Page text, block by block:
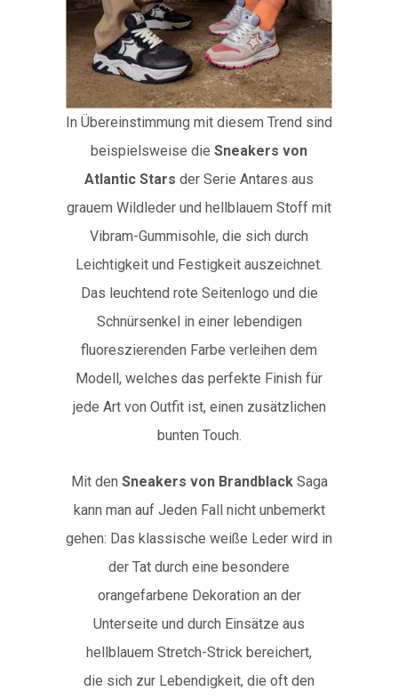
In Übereinstimmung mit diesem Trend sind
beispielsweise die Sneakers von
Atlantic Stars der Serie Antares aus
grauem Wildleder und hellblauem Stoff mit
Vibram-Gummisohle, die sich durch
Leichtigkeit und Festigkeit auszeichnet.
Das leuchtend rote Seitenlogo und die
Schnürsenkel in einer lebendigen
fluoreszierenden Farbe verleihen dem
Modell, welches das perfekte Finish für
jede Art von Outfit ist, einen zusätzlichen
bunten Touch.
Mit den Sneakers von BrandblackSaga
kann man auf Jeden Fall nicht unbemerkt
gehen: Das klassische weiße Leder wird in
der Tat durch eine besondere
orangefarbene Dekoration an der
Unterseite und durch Einsätze aus
hellblauem Stretch-Strick bereichert,
die sich zur Lebendigkeit, die oft den